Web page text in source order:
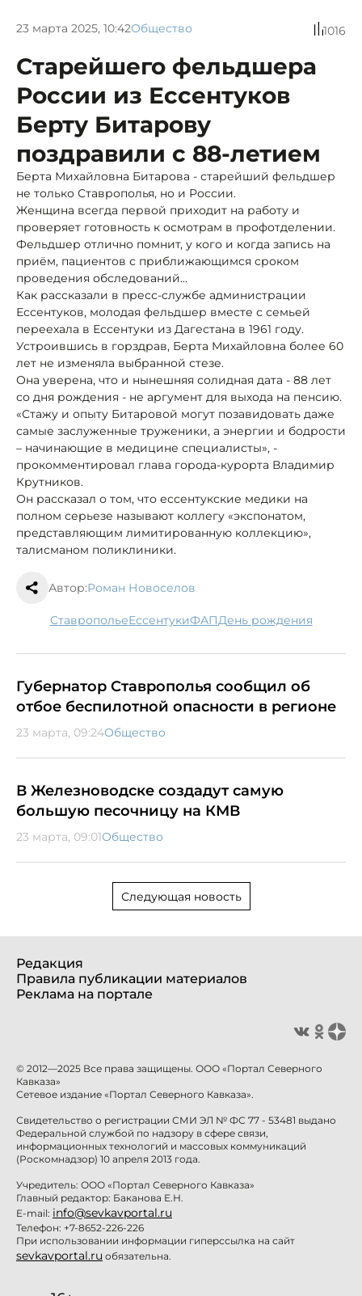
23 марта 2025, 10:42Общество 1016
Старейшего фельдшера
России из Ессентуков
Берту Битарову
поздравили с 88-летием
Берта Михайловна Битарова - старейший фельдшер
не только Ставрополья, но и России.
Женщина всегда первой приходит на работу и
проверяет готовность к осмотрам в профотделении.
Фельдшер отлично помнит, у кого и когда запись на
приём, пациентов с приближающимся сроком
проведения обследований...
Как рассказали в пресс-службе администрации
Ессентуков, молодая фельдшер вместе с семьей
переехала в Ессентуки из Дагестана в 1961 году.
Устроившись в горздрав, Берта Михайловна более 60
лет не изменяла выбранной стезе.
Она уверена, что и нынешняя солидная дата - 88 лет
со дня рождения - не аргумент для выхода на пенсию.
«Стажу и опыту Битаровой могут позавидовать даже
самые заслуженные труженики, а энергии и бодрости
– начинающие в медицине специалисты», -
прокомментировал глава города-курорта Владимир
Крутников.
Он рассказал о том, что ессентукские медики на
полном серьезе называют коллегу «экспонатом,
представляющим лимитированную коллекцию»,
талисманом поликлиники.
Автор:Роман Новоселов
Ставрополье Ессентуки ФАП День рождения
Губернатор Ставрополья сообщил об
отбое беспилотной опасности в регионе
23 марта, 09:24Общество
В Железноводске создадут самую
большую песочницу на КМВ
23 марта, 09:01Общество
Следующая новость
Редакция
Правила публикации материалов
Реклама на портале
© 2012—2025 Все права защищены. ООО «Портал Северного
Кавказа»
Сетевое издание «Портал Северного Кавказа».
Свидетельство о регистрации СМИ ЭЛ № ФС 77 - 53481 выдано
Федеральной службой по надзору в сфере связи,
информационных технологий и массовых коммуникаций
(Роскомнадзор) 10 апреля 2013 года.
Учредитель: ООО «Портал Северного Кавказа»
Главный редактор: Баканова Е.Н.
E-mail: info@sevkavportal.ru
Телефон: +7-8652-226-226
При использовании информации гиперссылка на сайт
sevkavportal.ru обязательна.